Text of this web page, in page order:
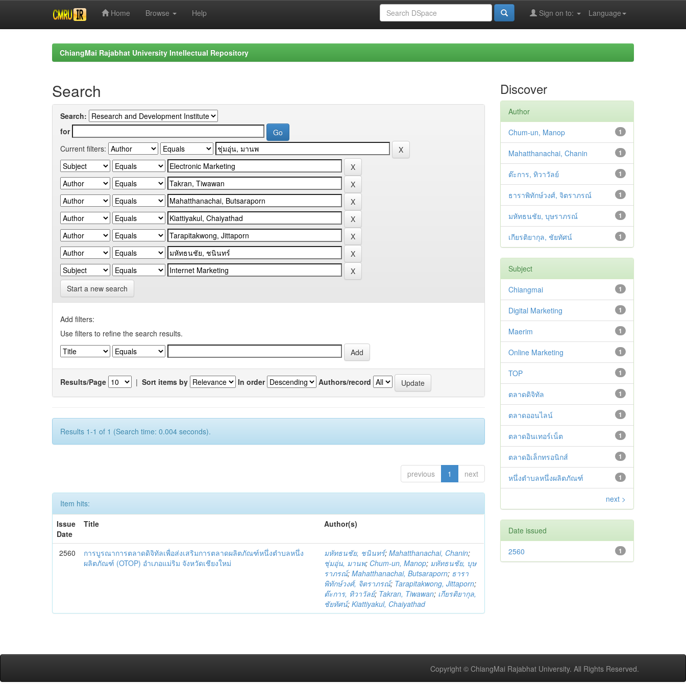
Home Browse Help Language
Sign on to:
ChiangMai Rajabhat University Intellectual Repository
Search
Search:
for
Current filters:
Start a new search
Add filters:
Use filters to refine the search results.
Results/Page | Sort items by In order Authors/record
Results 1-1 of 1 (Search time: 0.004 seconds).
previous 1 next
Item hits:
Issue
Date
Title Author(s)
2560
การบูรณาการตลาดดิจิทัลเพื่อส่งเสริมการตลาดผลิตภัณฑ์หนึ่งตำบลหนึ่ง
ผลิตภัณฑ์ (OTOP) อำเภอแม่ริม จังหวัดเชียงใหม่
มหัทธนชัย, ชนินทร์;Mahatthanachai, Chanin;
ชุ่มอุ่น, มานพ; Chum-un, Manop; มหัทธนชัย, บุษ
ราภรณ์;Mahatthanachai, Butsaraporn; ธารา
พิทักษ์วงศ์, จิตราภรณ์; Tarapitakwong, Jittaporn;
ต๊ะการ, ทิวาวัลย์; Takran, Tiwawan; เกียรติยากุล,
ชัยทัศน์;Kiattiyakul, Chaiyathad
Discover
Author
1
Chum-un, Manop
1
Mahatthanachai, Chanin
1
ต๊ะการ, ทิวาวัลย์
1
ธาราพิทักษ์วงศ์, จิตราภรณ์
1
มหัทธนชัย, บุษราภรณ์
1
เกียรติยากุล, ชัยทัศน์
Subject
1
Chiangmai
1
Digital Marketing
1
Maerim
1
Online Marketing
1
TOP
1
ตลาดดิจิทัล
1
ตลาดออนไลน์
1
ตลาดอินเทอร์เน็ต
1
ตลาดอิเล็กทรอนิกส์
1
หนึ่งตำบลหนึ่งผลิตภัณฑ์
next >
Date issued
1
2560
Copyright © ChiangMai Rajabhat University. All Rights Reserved.